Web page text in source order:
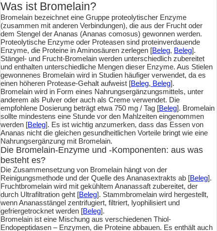
Was ist Bromelain?
Bromelain bezeichnet eine Gruppe proteolytischer Enzyme
(zusammen mit anderen Verbindungen), die aus der Frucht oder
dem Stengel der Ananas (Ananas comosus) gewonnen werden.
Proteolytische Enzyme oder Proteasen sind proteinverdauende
Enzyme, die Proteine in Aminosäuren zerlegen [Beleg, Beleg].
Stängel- und Frucht-Bromelain werden unterschiedlich zubereitet
und enthalten unterschiedliche Mengen dieser Enzyme. Aus Stielen
gewonnenes Bromelain wird in Studien häufiger verwendet, da es
einen höheren Protease-Gehalt aufweist [Beleg, Beleg].
Bromelain wird in Form eines Nahrungsergänzungsmittels, unter
anderem als Pulver oder auch als Creme verwendet. Die
empfohlene Dosierung beträgt etwa 750 mg / Tag [Beleg]. Bromelain
sollte mindestens eine Stunde vor den Mahlzeiten eingenommen
werden [Beleg]. Es ist wichtig anzumerken, dass das Essen von
Ananas nicht die gleichen gesundheitlichen Vorteile bringt wie eine
Nahrungsergänzung mit Bromelain.
Die Bromelain-Enzyme und -Komponenten: aus was
besteht es?
Die Zusammensetzung von Bromelain hängt von der
Reinigungsmethode und der Quelle des Ananasextrakts ab [Beleg].
Fruchtbromelain wird mit gekühltem Ananassaft zubereitet, der
durch Ultrafiltration geht [Beleg]. Stammbromelain wird hergestellt,
wenn Ananasstängel zentrifugiert, filtriert, lyophilisiert und
gefriergetrocknet werden [Beleg].
Bromelain ist eine Mischung aus verschiedenen Thiol-
Endopeptidasen – Enzymen, die Proteine abbauen. Es enthält auch